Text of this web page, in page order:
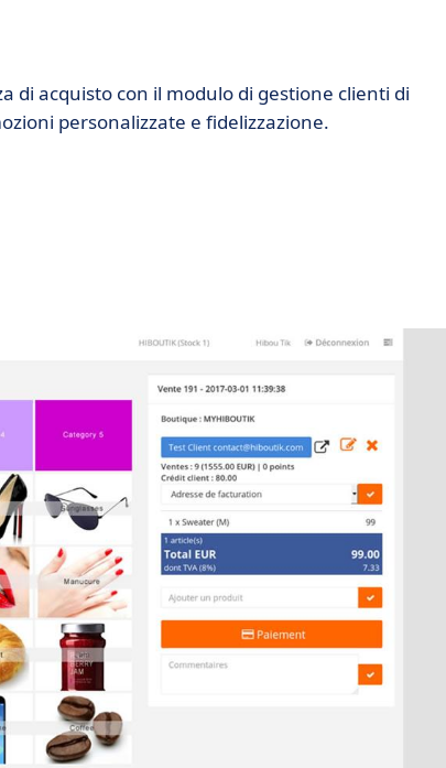
di acquisto con il modulo di gestione clienti di
personalizzate e fidelizzazione.